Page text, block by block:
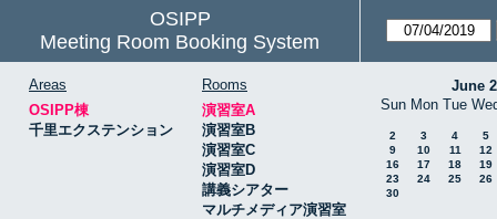
OSIPP
Meeting Room Booking System
Areas
OSIPP棟
千里エクステンション
Rooms
演習室A
演習室B
演習室C
演習室D
講義シアター
マルチメディア演習室
June
Sun Mon Tue
2 3 4
5
9
10 11
12
16
17 18
19
23
24 25
26
30